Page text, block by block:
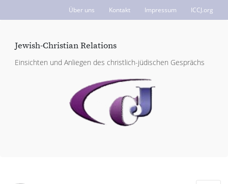
Über uns Kontakt Impressum ICCJ.org
Jewish-Christian Relations
Einsichten und Anliegen des christlich-jüdischen Gesprächs